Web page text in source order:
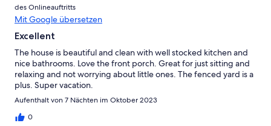
des Onlineauftritts
Mit Google übersetzen
Excellent
The house is beautiful and clean with well stocked kitchen and
nice bathrooms. Love the front porch. Great for just sitting and
relaxing and not worrying about little ones. The fenced yard is a
plus. Super vacation.
Aufenthalt von 7 Nächten im Oktober 2023
0